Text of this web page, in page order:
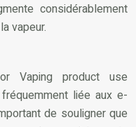
considérablement
vapeur.
Vaping product use
liée aux e-
de souligner que